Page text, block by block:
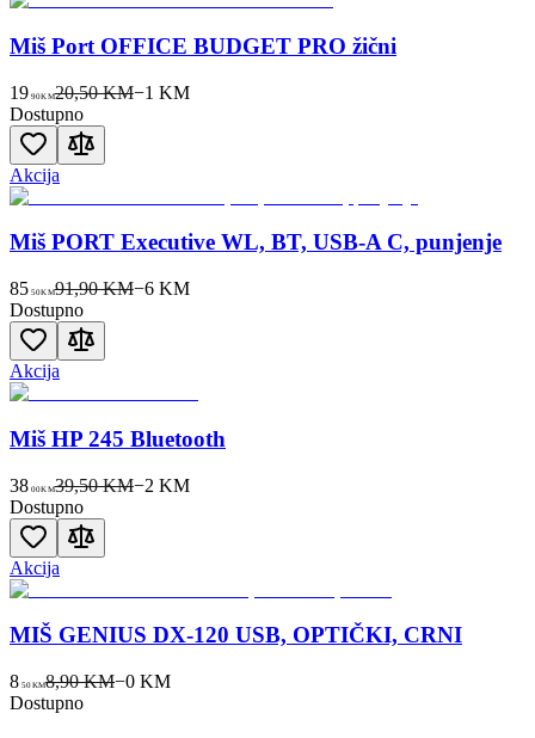
Miš Port OFFICE BUDGET PRO žični
19 90KM20,50 KM−1 KM
Dostupno
Akcija
Miš PORT Executive WL, BT, USB-A C, punjenje
85 50KM91,90 KM−6KM
Dostupno
Akcija
Miš HP 245 Bluetooth
38 00KM39,50 KM−2 KM
Dostupno
Akcija
MIŠ GENIUS DX-120 USB, OPTIČKI, CRNI
8 50 KM8,90 KM−0 KM
Dostupno